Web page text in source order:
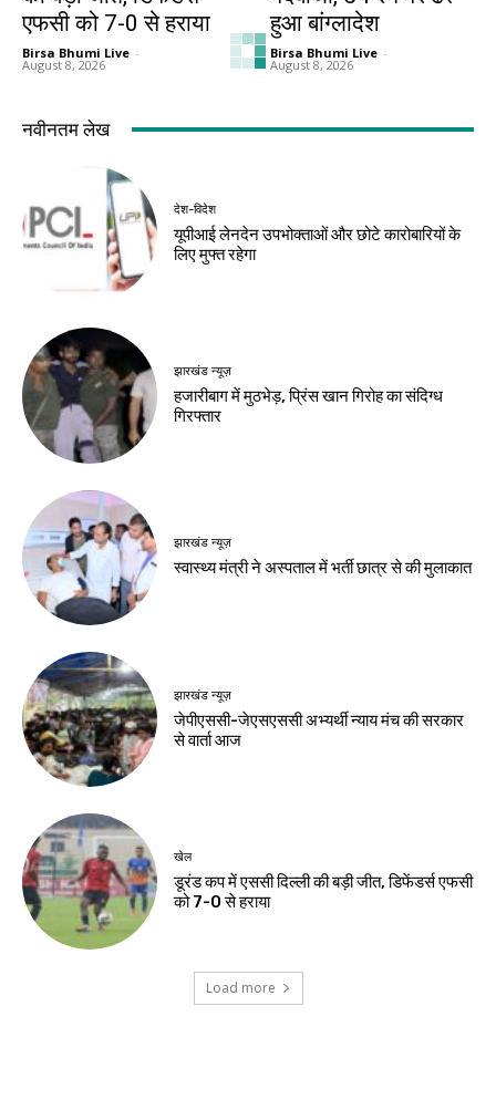
एफसी को 7-0 से हराया
Birsa Bhumi Live -
August 8, 2026
हुआ बांग्लादेश
Birsa Bhumi Live -
August 8, 2026
देश-विदेश
मप्र में आज तीन जिलों में
भारी बारिश का अलर्ट
August 8, 2026
देश-विदेश
देश-विदेश
पूर्व कुलपति ब्रिगेडियर
ओ.पी. चौधरी का निधन
Birsa Bhumi Live -
August 8, 2026
नवीनतम लेख
देश-विदेश
झारखंड न्यूज़